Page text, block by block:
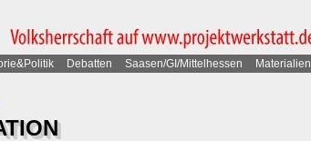
Debatten Saasen/GI/Mittelhessen Materialien